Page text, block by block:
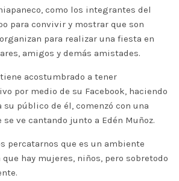
como los integrantes del
para convivir y mostrar que son
para realizar una fiesta en
amigos y demás amistades.
acostumbrado a tener
por medio de su Facebook, haciendo
público de él, comenzó con una
ve cantando junto a Edén Muñoz.
percatarnos que es un ambiente
hay mujeres, niños, pero sobretodo